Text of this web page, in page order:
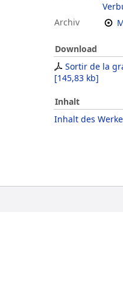
Archiv
Download
Sortir de la
[145,83 kb]
Inhalt
Inhalt des